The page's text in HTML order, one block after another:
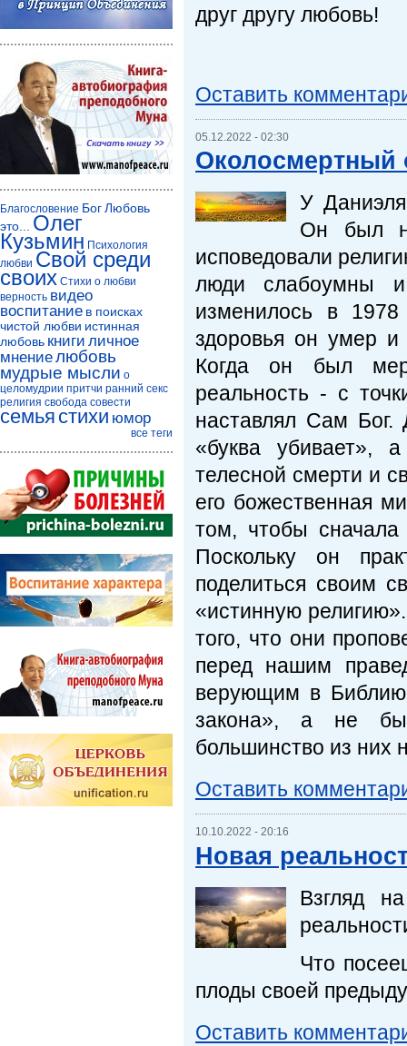
друг другу любовь!
Оставить
05.12.2022 - 02:30
Околосмертный
У
Он был
исповедовали
люди слабоумны
изменилось в 1978
здоровья он умер
Когда он был
реальность - с
наставлял Сам Бог.
«буква убивает»,
телесной смерти и
его божественная
том, чтобы сначала
Поскольку он
поделиться своим
«истинную
того, что они
перед нашим
верующим в Библию
закона», а не
большинство из них
Оставить
10.10.2022 - 20:16
Новая
Взгляд
Что
плоды своей
Оставить
Благословение БогЛюбовь
это...
Олег
Кузьмин Психология
любви Свой среди
своих Стихи о любви
верность видео
воспитание в поисках
чистой любви истинная
любовь книги личное
мнениелюбовь
мудрые мысли о
целомудрии притчи ранний секс
религия свобода совести
семья стихи юмор
все теги